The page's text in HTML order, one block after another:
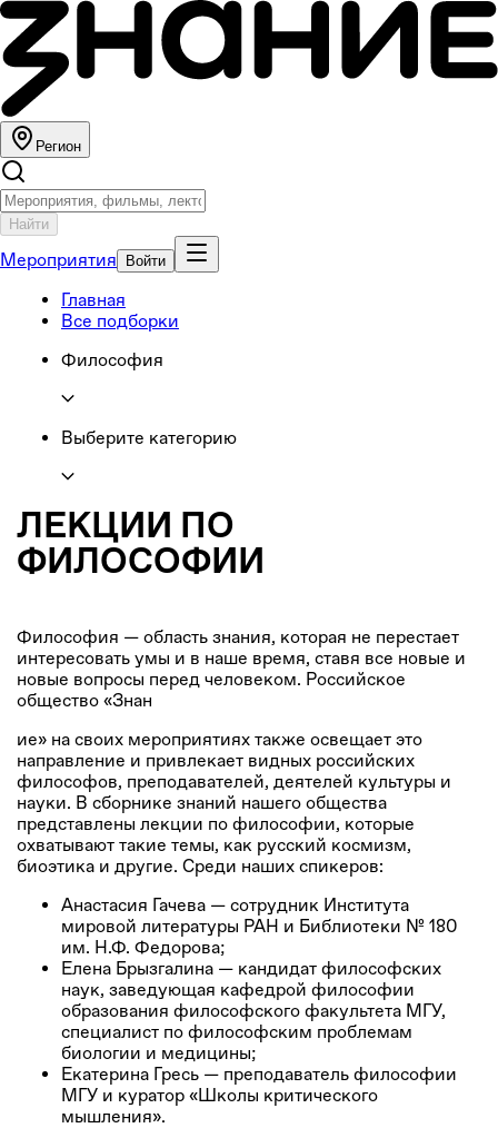
Регион
Найти
Мероприятия Войти
Главная
Все подборки
Философия
Выберите категорию
ЛЕКЦИИ ПО
ФИЛОСОФИИ
Философия ― область знания, которая не перестает
интересовать умы и в наше время, ставя все новые и
новые вопросы перед человеком. Российское
общество «Знан
ие» на своих мероприятиях также освещает это
направление и привлекает видных российских
философов, преподавателей, деятелей культуры и
науки. В сборнике знаний нашего общества
представлены лекции по философии, которые
охватывают такие темы, как русский космизм,
биоэтика и другие. Среди наших спикеров:
Анастасия Гачева — сотрудник Института
мировой литературы РАН и Библиотеки № 180
им. Н.Ф. Федорова;
Елена Брызгалина — кандидат философских
наук, заведующая кафедрой философии
образования философского факультета МГУ,
специалист по философским проблемам
биологии и медицины;
Екатерина Гресь — преподаватель философии
МГУ и куратор «Школы критического
мышления».